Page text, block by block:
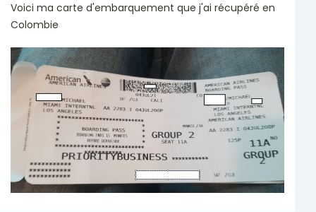
Voici ma carte d'embarquement que j'ai récupéré en
Colombie